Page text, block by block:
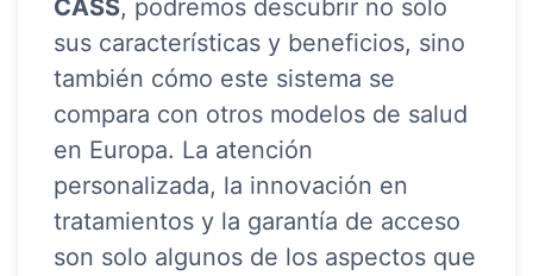
CASS, podremos descubrir no solo
sus características y beneficios, sino
también cómo este sistema se
compara con otros modelos de salud
en Europa. La atención
personalizada, la innovación en
tratamientos y la garantía de acceso
son solo algunos de los aspectos que